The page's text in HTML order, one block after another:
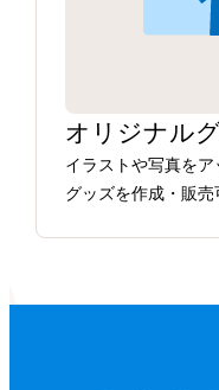
オリジナル
イラストや写真を
グッズを作成・販売